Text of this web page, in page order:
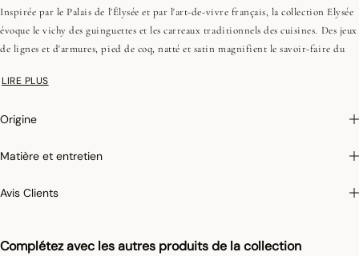
Complétez avec les autres produits de la collection
Inspirée par le Palais de l'Élysée et par l'art-de-vivre français, la collection Elysée
évoque le vichy des guinguettes et les carreaux traditionnels des cuisines. Des jeux
de lignes et d'armures, pied de coq, natté et satin magnifient le savoir-faire du
cuisine dynamique et élégante!
Photographies :
les photographies sont les plus fidèles possibles mais ne peuvent
concerne les couleurs.
leurs proportions au fil du temps pour vous donner entière satisfaction.
LIRE PLUS
Origine
Matière et entretien
Avis Clients